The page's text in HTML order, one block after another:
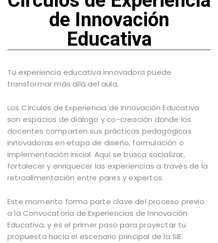
de Innovación
Educativa
Tu experiencia educativa innovadora puede
transformar más allá del aula.
Los Círculos de Experiencia de Innovación Educativa
son espacios de diálogo y co-creación donde los
docentes comparten sus prácticas pedagógicas
innovadoras en etapa de diseño, formulación o
implementación inicial. Aquí se busca socializar,
fortalecer y enriquecer las experiencias a través de la
retroalimentación entre pares y expertos.
Este momento forma parte clave del proceso previo
a la Convocatoria de Experiencias de Innovación
Educativa, y es el primer paso para proyectar tu
propuesta hacia el escenario principal de la SIE.